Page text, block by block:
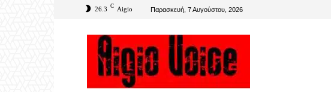
26.3 C Aigio Παρασκευή, 7 Αυγούστου, 2026